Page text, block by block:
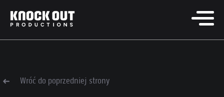
Wróć do poprzedniej strony